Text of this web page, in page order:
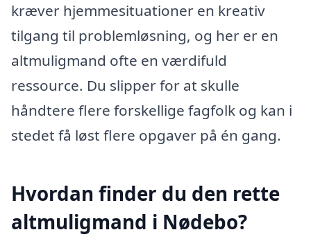
kræver hjemmesituationer en kreativ
tilgang til problemløsning, og her er en
altmuligmand ofte en værdifuld
ressource. Du slipper for at skulle
håndtere flere forskellige fagfolk og kan i
stedet få løst flere opgaver på én gang.
Hvordan finder du den rette
altmuligmand i Nødebo?